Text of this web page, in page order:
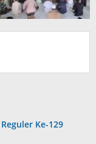
Ke-129